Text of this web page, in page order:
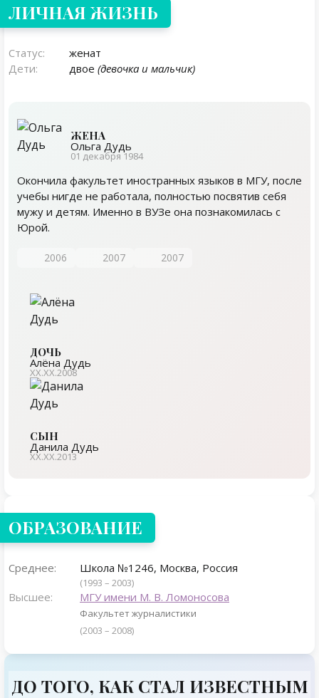
ЛИЧНАЯ ЖИЗНЬ
Статус:
женат
Дети:
двое (девочка и мальчик)
ЖЕНА
Ольга Дудь
01 декабря 1984
Окончила факультет иностранных языков в МГУ, после
учебы нигде не работала, полностью посвятив себя
мужу и детям. Именно в ВУЗе она познакомилась с
Юрой.
2006 2007 2007
ДОЧЬ
Алёна Дудь
XX.XX.2008
СЫН
Данила Дудь
XX.XX.2013
ОБРАЗОВАНИЕ
Среднее: Школа №1246, Москва, Россия
(1993 – 2003)
Высшее: МГУ имени М. В. Ломоносова
Факультет журналистики
(2003 – 2008)
ДО ТОГО, КАК СТАЛ ИЗВЕСТНЫМ